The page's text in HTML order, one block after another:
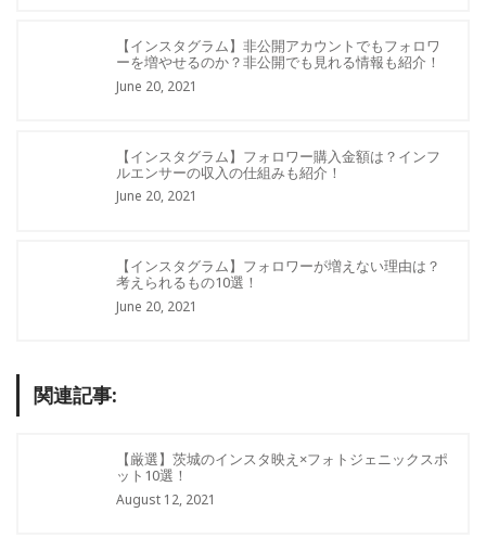
【インスタグラム】非公開アカウントでもフォロワ
ーを増やせるのか？非公開でも見れる情報も紹介！
June 20, 2021
【インスタグラム】フォロワー購入金額は？インフ
ルエンサーの収入の仕組みも紹介！
June 20, 2021
【インスタグラム】フォロワーが増えない理由は？
考えられるもの10選！
June 20, 2021
関連記事:
【厳選】茨城のインスタ映え×フォトジェニックスポ
ット10選！
August 12, 2021